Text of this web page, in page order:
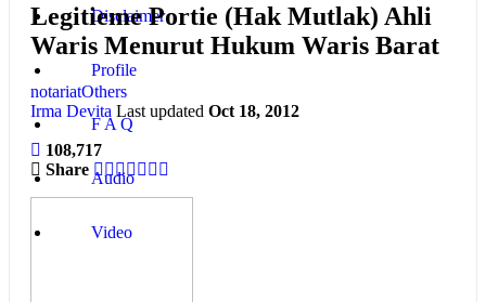
Disclaimer
Profile
F A Q
Audio
Video
Legitieme Portie (Hak Mutlak) Ahli
Waris Menurut Hukum Waris Barat
notariatOthers
Irma Devita Last updated Oct 18, 2012
108,717
Share